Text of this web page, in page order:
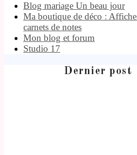
Blog mariage Un beau jour
Ma boutique de déco :
carnets de notes
Mon blog et forum
Studio 17
Dernier post